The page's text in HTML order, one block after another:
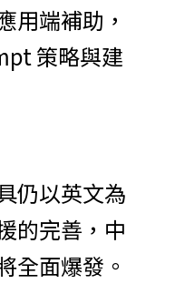
用端補助，
策略與建
仍以英文為
的完善，中
全面爆發。